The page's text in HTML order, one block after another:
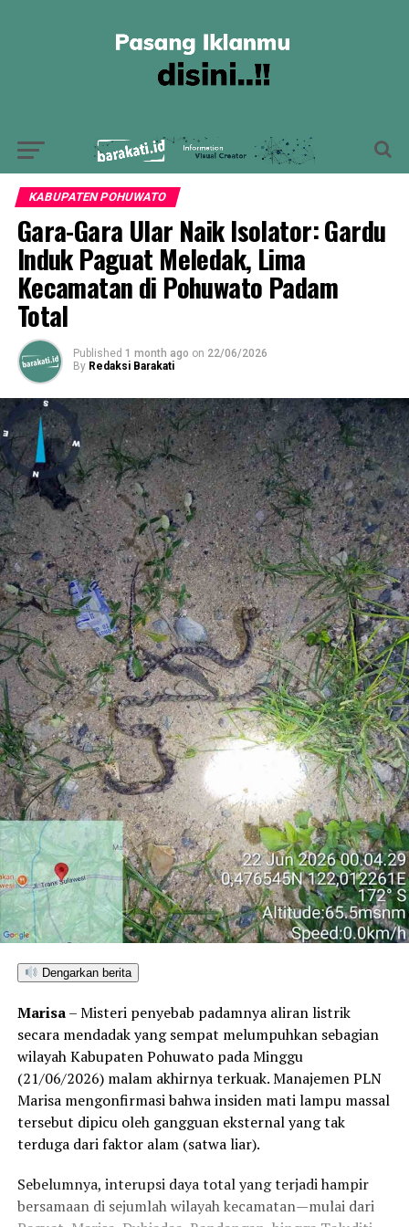
KABUPATEN POHUWATO
Gara-Gara Ular Naik Isolator: Gardu
Induk Paguat Meledak, Lima
Kecamatan di Pohuwato Padam
Total
Published 1 month ago on 22/06/2026
By Redaksi Barakati
Dengarkan berita
Marisa– Misteri penyebab padamnya aliran listrik
secara mendadak yang sempat melumpuhkan sebagian
wilayah Kabupaten Pohuwato pada Minggu
(21/06/2026) malam akhirnya terkuak. Manajemen PLN
Marisa mengonfirmasi bahwa insiden mati lampu massal
tersebut dipicu oleh gangguan eksternal yang tak
terduga dari faktor alam (satwa liar).
Sebelumnya, interupsi daya total yang terjadi hampir
bersamaan di sejumlah wilayah kecamatan—mulai dari